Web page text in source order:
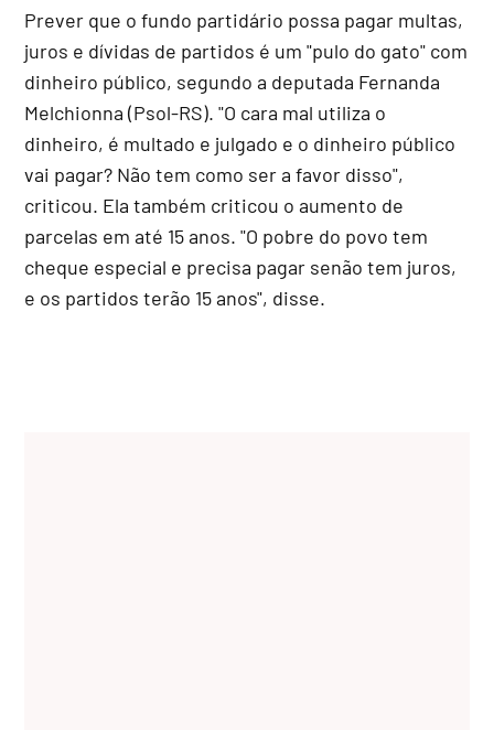
Prever que o fundo partidário possa pagar multas,
juros e dívidas de partidos é um "pulo do gato" com
dinheiro público, segundo a deputada Fernanda
Melchionna (Psol-RS). "O cara mal utiliza o
dinheiro, é multado e julgado e o dinheiro público
vai pagar? Não tem como ser a favor disso",
criticou. Ela também criticou o aumento de
parcelas em até 15 anos. "O pobre do povo tem
cheque especial e precisa pagar senão tem juros,
e os partidos terão 15 anos", disse.